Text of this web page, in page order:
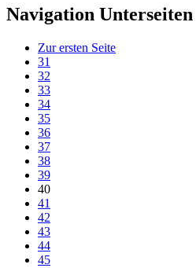
Navigation Unterseiten
Zur ersten Seite
31
32
33
34
35
36
37
38
39
40
41
42
43
44
45